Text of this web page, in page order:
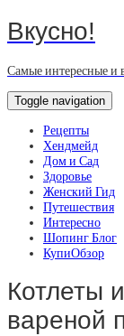
Вкусно!
Самые интересные и
Toggle navigation
Рецепты
Хендмейд
Дом и Сад
Здоровье
Женский Гид
Путешествия
Интересно
Шопинг Блог
КупиОбзор
Котлеты
вареной